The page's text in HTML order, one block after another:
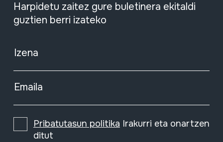
Harpidetu zaitez gure buletinera ekitaldi
guztien berri izateko
Izena
Emaila
Pribatutasun politika Irakurri eta onartzen
ditut